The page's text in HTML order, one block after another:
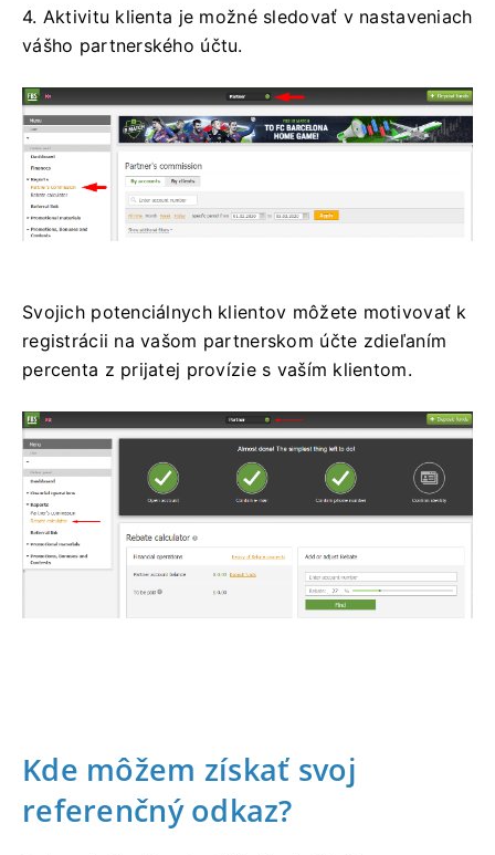
4. Aktivitu klienta je možné sledovať v nastaveniach
vášho partnerského účtu.
Svojich potenciálnych klientov môžete motivovať k
registrácii na vašom partnerskom účte zdieľaním
percenta z prijatej provízie s vaším klientom.
Kde môžem získať svoj
referenčný odkaz?